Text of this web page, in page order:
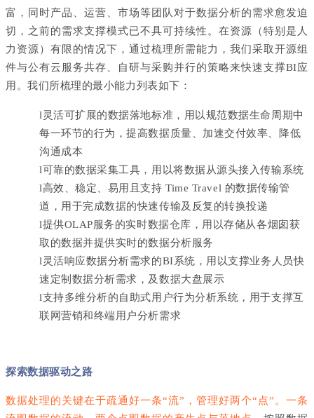
富，同时产品、运营、市场等团队对于数据分析的需求愈发迫
切，之前的需求支撑模式已不具可持续性。在资源（特别是人
力资源）有限的情况下，通过梳理所需能力，我们采取开源组
件与公有云服务共存、自研与采购并行的策略来快速支撑BI应
用。我们所梳理的最小能力列表如下：
l 灵活可扩展的数据落地标准，用以规范数据生命周期中
每一环节的行为，提高数据质量、加速交付效率、降低
沟通成本
l可靠的数据采集工具，用以将数据从源头接入传输系统
l高效、稳定、易用且支持 Time Travel 的数据传输管
道，用于完成数据的快速传输及反复的转换投递
l提供OLAP服务的实时数据仓库，用以存储从各烟囱获
取的数据并提供实时的数据分析服务
l 灵活响应数据分析需求的BI系统，用以支撑业务人员快
速定制数据分析需求，及数据大盘展示
l支持多维分析的自助式用户行为分析系统，用于支撑互
联网营销和终端用户分析需求
探索数据驱动之路
数据处理的关键在于疏通好一条“流”，管理好两个“点”。一条